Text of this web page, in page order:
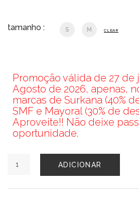
tamanho : S M CLEAR
Promoção válida de 27 de
Agosto de 2026, apenas,
marcas de Surkana (40%
SMF e Mayoral (30% de
Aproveite!! Não deixe
oportunidade.
de
SMF
ADICIONAR